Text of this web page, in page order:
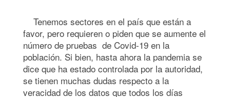
Tenemos sectores en el país que están a
favor, pero requieren o piden que se aumente el
número de pruebas de Covid-19 en la
población. Si bien, hasta ahora la pandemia se
dice que ha estado controlada por la autoridad,
se tienen muchas dudas respecto a la
veracidad de los datos que todos los días